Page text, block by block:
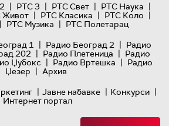
| РТС 3 | РТС Свет | РТС Наука |
Живот | РТС Класика | РТС Коло |
| РТС Музика | РТС Полетарац
1 | Радио Београд 2 | Радио
202 | Радио Плетеница | Радио
Џубокс | Радио Вртешка | Радио
Џезер | Архив
| Јавне набавке | Конкурси |
Интернет портал